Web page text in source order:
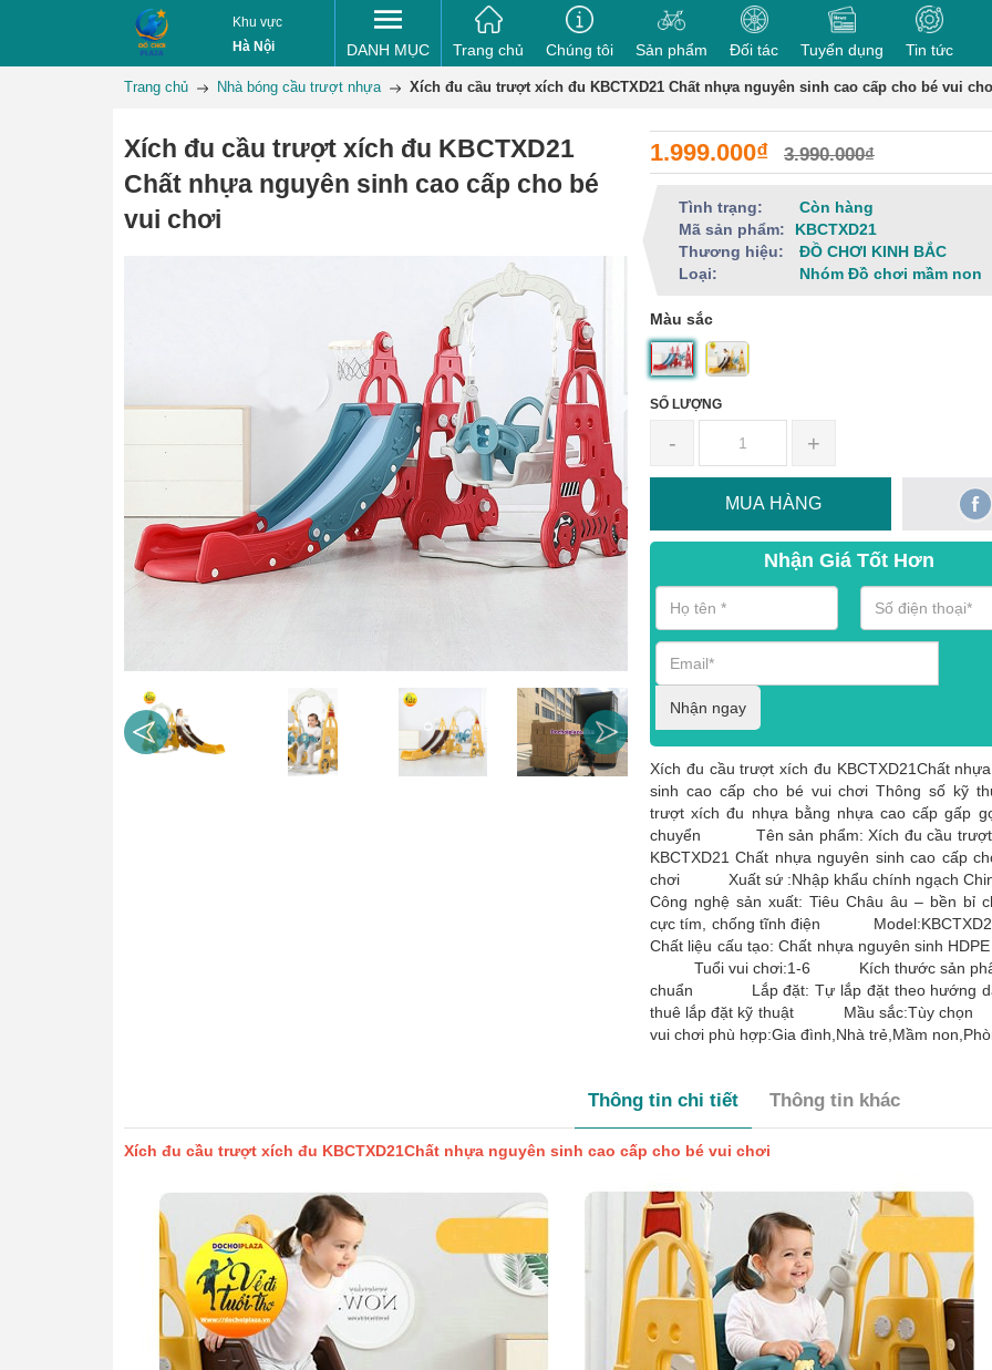
Khu vực
Hà Nội
DANH MỤC Trang chủ Chúng tôi Sản phẩm Đối tác Tuyển dụng Tin tức
Trang chủ Nhà bóng cầu trượt nhựa Xích đu cầu trượt xích đu KBCTXD21 Chất nhựa nguyên sinh cao cấp cho bé vui
Xích đu cầu trượt xích đu KBCTXD21
Chất nhựa nguyên sinh cao cấp cho bé
vui chơi
1.999.000₫ 3.990.000₫
Tình trạng:
Còn hàng
Mã sản phẩm:
KBCTXD21
Thương hiệu:
ĐỒ CHƠI KINH BẮC
Loại:
Nhóm Đồ chơi mầm non
Màu sắc
SỐ LƯỢNG
- +
MUA HÀNG
Nhận Giá Tốt Hơn
Nhận ngay
Xích đu cầu trượt xích đu KBCTXD21Chất
sinh cao cấp cho bé vui chơi Thông số kỹ
trượt xích đu nhựa bằng nhựa cao cấp gấp
chuyển Tên sản phẩm: Xích đu cầu trượt
KBCTXD21 Chất nhựa nguyên sinh cao cấp
chơi Xuất sứ :Nhập khẩu chính ngạch
Công nghệ sản xuất: Tiêu Châu âu – bền bỉ
cực tím, chống tĩnh điện
Chất liệu cấu tạo: Chất nhựa nguyên sinh
Tuổi vui chơi:1-6 Kích thước sản
chuẩn Lắp đặt: Tự lắp đặt theo hướng
thuê lắp đặt kỹ thuật Mầu sắc:Tùy
vui chơi phù hợp:Gia đình,Nhà trẻ,Mầm
Thông tin chi tiết Thông tin khác
Xích đu cầu trượt xích đu KBCTXD21Chất nhựa nguyên sinh cao cấp cho bé vui chơi